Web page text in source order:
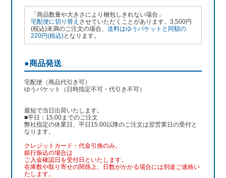
「商品数量や大きさにより梱包しきれない場合」
宅配便に切り替え させていただくことがあります。3,500円
(税込)未満のご注文の場合、送料はゆうパケットと同額の
220円(税込)となります。
●商品発送
宅配便（商品代引き可）
ゆうパケット（日時指定不可・代引き不可）
最短で当日出荷いたします。
■平日：15:00までのご注文
弊社指定の休業日、平日15:00以降のご注文は翌営業日の受付と
なります。
クレジットカード・代金引換のみ。
銀行振込の場合は
ご入金確認日を受付日といたします。
在庫数や取り寄せの関係上、日数がかかる場合には別途ご連絡い
たします。